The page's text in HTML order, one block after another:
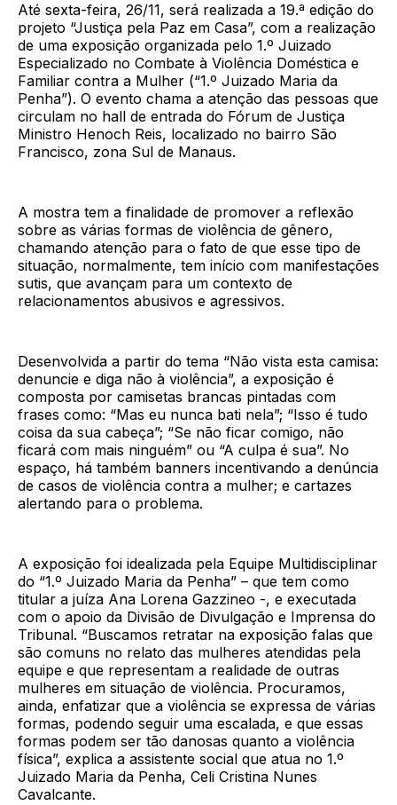
Até sexta-feira, 26/11, será realizada a 19.ª edição do
projeto “Justiça pela Paz em Casa”, com a realização
de uma exposição organizada pelo 1.º Juizado
Especializado no Combate à Violência Doméstica e
Familiar contra a Mulher (“1.º Juizado Maria da
Penha”). O evento chama a atenção das pessoas que
circulam no hall de entrada do Fórum de Justiça
Ministro Henoch Reis, localizado no bairro São
Francisco, zona Sul de Manaus.
A mostra tem a finalidade de promover a reflexão
sobre as várias formas de violência de gênero,
chamando atenção para o fato de que esse tipo de
situação, normalmente, tem início com manifestações
sutis, que avançam para um contexto de
relacionamentos abusivos e agressivos.
Desenvolvida a partir do tema “Não vista esta camisa:
denuncie e diga não à violência”, a exposição é
composta por camisetas brancas pintadas com
frases como: “Mas eu nunca bati nela”; “Isso é tudo
coisa da sua cabeça”; “Se não ficar comigo, não
ficará com mais ninguém” ou “A culpa é sua”. No
espaço, há também banners incentivando a denúncia
de casos de violência contra a mulher; e cartazes
alertando para o problema.
A exposição foi idealizada pela Equipe Multidisciplinar
do “1.º Juizado Maria da Penha” – que tem como
titular a juíza Ana Lorena Gazzineo -, e executada
com o apoio da Divisão de Divulgação e Imprensa do
Tribunal. “Buscamos retratar na exposição falas que
são comuns no relato das mulheres atendidas pela
equipe e que representam a realidade de outras
mulheres em situação de violência. Procuramos,
ainda, enfatizar que a violência se expressa de várias
formas, podendo seguir uma escalada, e que essas
formas podem ser tão danosas quanto a violência
física”, explica a assistente social que atua no 1.º
Juizado Maria da Penha, Celi Cristina Nunes
Cavalcante.